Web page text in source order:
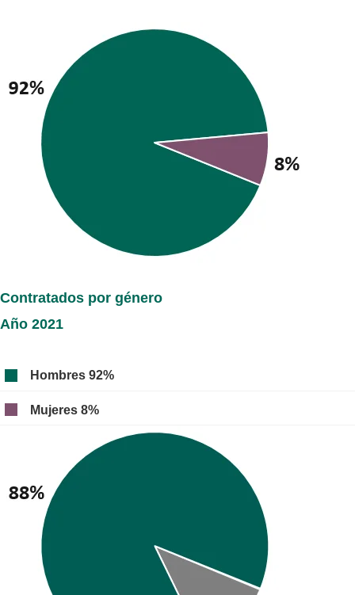
Contratados por género
Año 2021
Hombres 92%
Mujeres 8%